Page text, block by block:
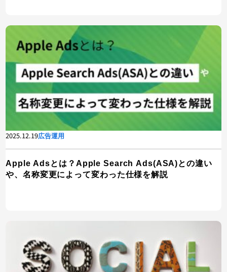
2025.12.19広告運用
Apple Adsとは？Apple Search Ads(ASA)との違い
や、名称変更によって変わった仕様を解説